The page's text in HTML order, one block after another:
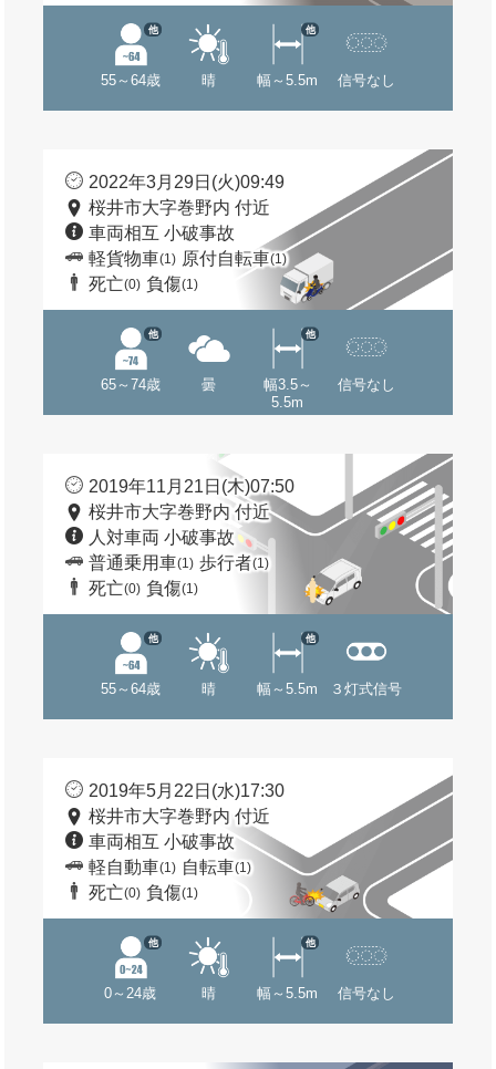
55～64歳
他
晴 幅～5.5m
他
信号なし
2022年3月29日(火)09:49
桜井市大字巻野内 付近
車両相互 小破事故
軽貨物車(1) 原付自転車(1)
死亡(0) 負傷(1)
65～74歳
他
曇
幅3.5～
5.5m
他
信号なし
2019年11月21日(木)07:50
桜井市大字巻野内 付近
人対車両 小破事故
普通乗用車(1) 歩行者(1)
死亡(0) 負傷(1)
55～64歳
他
晴 幅～5.5m
他
３灯式信号
2019年5月22日(水)17:30
桜井市大字巻野内 付近
車両相互 小破事故
軽自動車(1) 自転車(1)
死亡(0) 負傷(1)
0～24歳
他
晴 幅～5.5m
他
信号なし